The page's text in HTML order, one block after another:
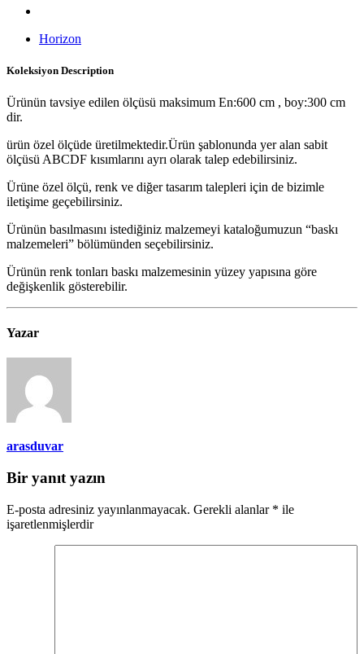
Horizon
Koleksiyon Description
Ürünün tavsiye edilen ölçüsü maksimum En:600 cm , boy:300 cm
dir.
ürün özel ölçüde üretilmektedir.Ürün şablonunda yer alan sabit
ölçüsü ABCDF kısımlarını ayrı olarak talep edebilirsiniz.
Ürüne özel ölçü, renk ve diğer tasarım talepleri için de bizimle
iletişime geçebilirsiniz.
Ürünün basılmasını istediğiniz malzemeyi kataloğumuzun “baskı
malzemeleri” bölümünden seçebilirsiniz.
Ürünün renk tonları baskı malzemesinin yüzey yapısına göre
değişkenlik gösterebilir.
Yazar
arasduvar
Bir yanıt yazın
E-posta adresiniz yayınlanmayacak. Gerekli alanlar * ile
işaretlenmişlerdir